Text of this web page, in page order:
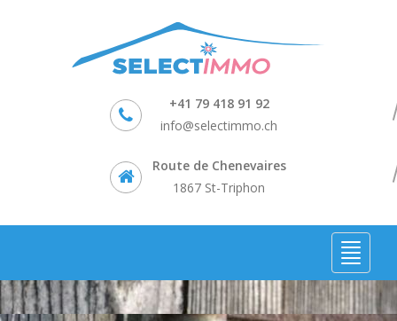
+41 79 418 91 92
info@selectimmo.ch
Route de Chenevaires
1867 St-Triphon